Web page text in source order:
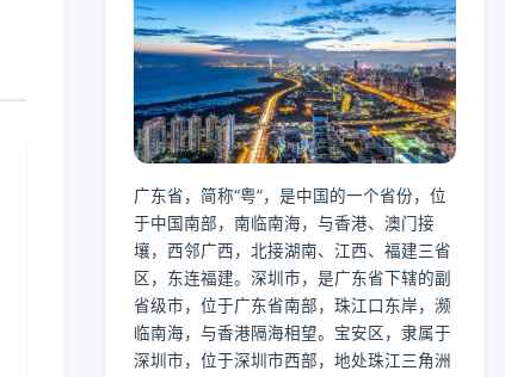
广东省，简称“粤”，是中国的一个省份，位
于中国南部，南临南海，与香港、澳门接
壤，西邻广西，北接湖南、江西、福建三省
区，东连福建。深圳市，是广东省下辖的副
省级市，位于广东省南部，珠江口东岸，濒
临南海，与香港隔海相望。宝安区，隶属于
深圳市，位于深圳市西部，地处珠江三角洲